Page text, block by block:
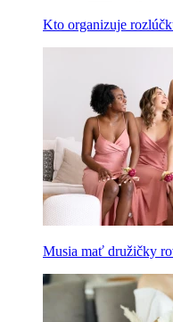
Kto organizuje
Musia mať družičky